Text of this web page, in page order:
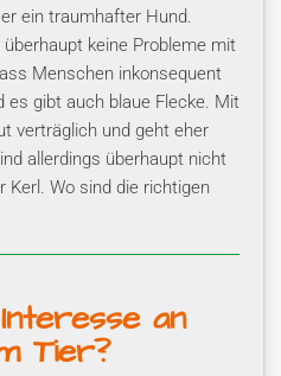
ein traumhafter Hund.
keine Probleme mit
Menschen inkonsequent
es gibt auch blaue Flecke. Mit
verträglich und geht eher
allerdings überhaupt nicht
Kerl. Wo sind die richtigen
an
Tier?